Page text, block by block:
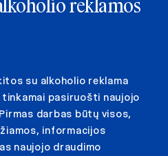
reklamos
su alkoholio reklama
pasiruošti naujojo
darbas būtų visos,
informacijos
naujojo draudimo